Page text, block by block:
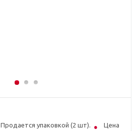
Продается упаковкой (2 шт).
Цена за